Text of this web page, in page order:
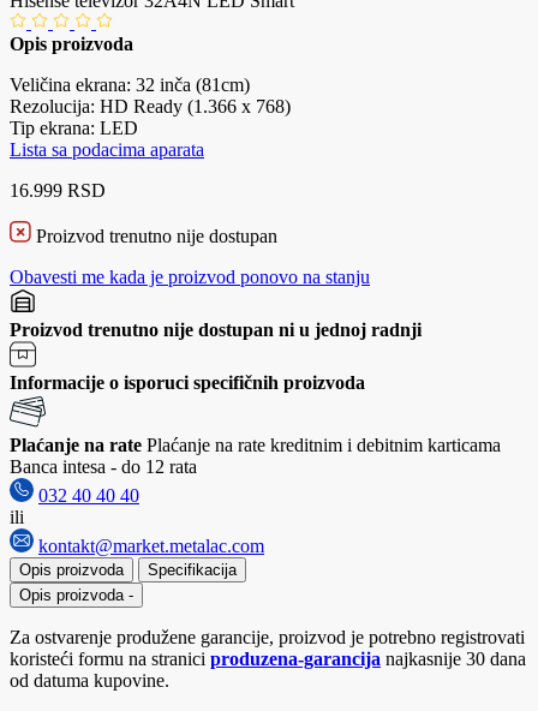
Opis proizvoda
Veličina ekrana: 32 inča (81cm)
Rezolucija: HD Ready (1.366 x 768)
Tip ekrana: LED
Lista sa podacima aparata
16.999 RSD
Proizvod trenutno nije dostupan
Obavesti me kada je proizvod ponovo na stanju
Proizvod trenutno nije dostupan ni u jednoj radnji
Informacije o isporuci specifičnih proizvoda
Plaćanje na rate Plaćanje na rate kreditnim i debitnim karticama
Banca intesa - do 12 rata
032 40 40 40
ili
kontakt@market.metalac.com
Opis proizvoda
Specifikacija
Opis proizvoda -
Za ostvarenje produžene garancije, proizvod je potrebno registrovati
koristeći formu na stranici produzena-garancija najkasnije 30 dana
od datuma kupovine.